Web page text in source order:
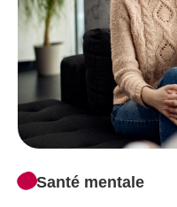
Santé mentale